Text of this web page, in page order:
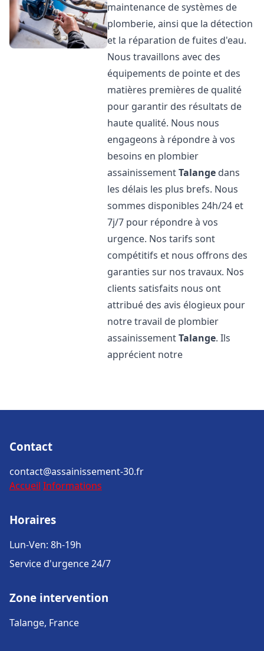
maintenance de systèmes de
plomberie, ainsi que la détection
et la réparation de fuites d'eau.
Nous travaillons avec des
équipements de pointe et des
matières premières de qualité
pour garantir des résultats de
haute qualité. Nous nous
engageons à répondre à vos
besoins en plombier
assainissementTalange dans
les délais les plus brefs. Nous
sommes disponibles 24h/24 et
7j/7 pour répondre à vos
urgence. Nos tarifs sont
compétitifs et nous offrons des
garanties sur nos travaux. Nos
clients satisfaits nous ont
attribué des avis élogieux pour
notre travail de plombier
assainissementTalange. Ils
apprécient notre
Contact
contact@assainissement-30.fr
Accueil Informations
Horaires
Lun-Ven: 8h-19h
Service d'urgence 24/7
Zone intervention
Talange, France